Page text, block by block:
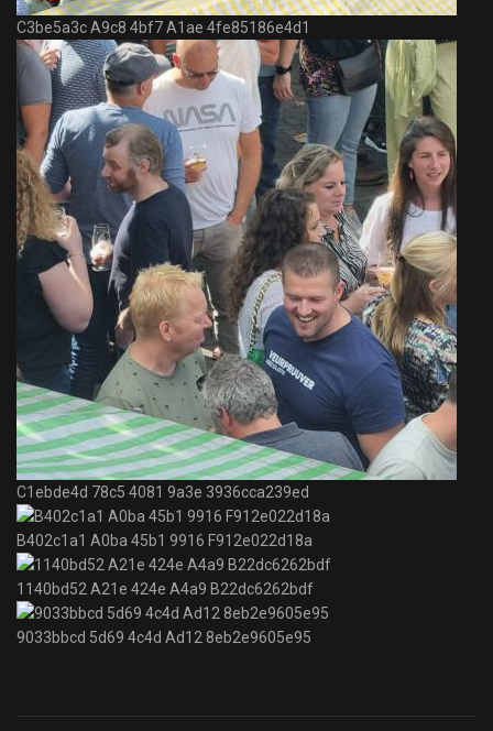
C3be5a3c A9c8 4bf7 A1ae 4fe85186e4d1
C1ebde4d 78c5 4081 9a3e 3936cca239ed
B402c1a1 A0ba 45b1 9916 F912e022d18a
1140bd52 A21e 424e A4a9 B22dc6262bdf
9033bbcd 5d69 4c4d Ad12 8eb2e9605e95